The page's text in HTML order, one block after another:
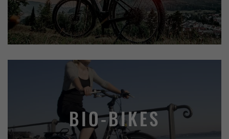
BIO-BIKES